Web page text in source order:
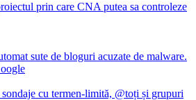
prin care CNA putea sa controleze
sute de bloguri acuzate de malware.
cu termen-limită, @toți și grupuri